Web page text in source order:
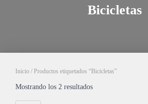
Bicicletas
Inicio / Productos etiquetados “Bicicletas”
Mostrando los 2 resultados